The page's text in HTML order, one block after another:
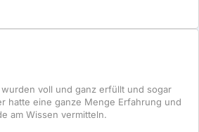
voll und ganz erfüllt und sogar
hatte eine ganze Menge Erfahrung und
am Wissen vermitteln.